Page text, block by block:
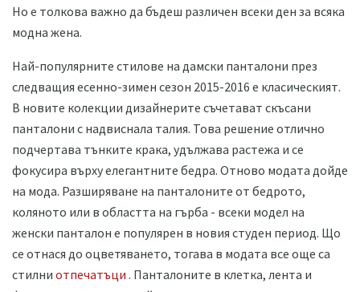
Но е толкова важно да бъдеш различен всеки ден за всяка
модна жена.
Най-популярните стилове на дамски панталони през
следващия есенно-зимен сезон 2015-2016 е класическият.
В новите колекции дизайнерите съчетават скъсани
панталони с надвиснала талия. Това решение отлично
подчертава тънките крака, удължава растежа и се
фокусира върху елегантните бедра. Отново модата дойде
на мода. Разширяване на панталоните от бедрото,
коляното или в областта на гърба - всеки модел на
женски панталон е популярен в новия студен период. Що
се отнася до оцветяването, тогава в модата все още са
стилни отпечатъци . Панталоните в клетка, лента и